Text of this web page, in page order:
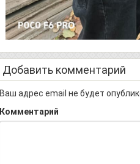
Добавить комментарий
Ваш адрес email не будет
Комментарий